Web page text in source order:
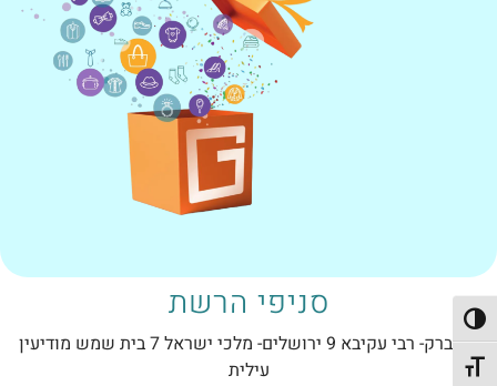
הפעל/כבה ניגודיות גבוהה
מתג גודל גופן
סניפי הרשת
בני ברק- רבי עקיבא 9 ירושלים- מלכי ישראל 7 בית שמש מודיעין
עילית